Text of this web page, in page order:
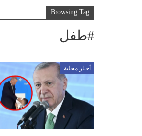
Browsing Tag
#طفل
أخبار محلية